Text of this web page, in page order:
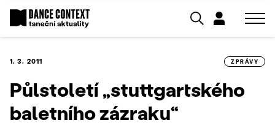
1. 3. 2011 ZPRÁVY
Půlstoletí „stuttgartského
baletního zázraku“